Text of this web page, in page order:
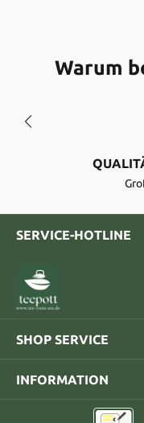
Warum
SERVICE-HOTLINE
SHOP SERVICE
INFORMATION